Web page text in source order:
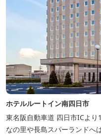
ホテルルートイン南四日市
東名阪自動車道 四日市ICよ
なの里や長島スパーランドへ